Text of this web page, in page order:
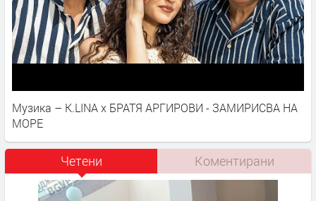
Музика – K.LINA x БРАТЯ АРГИРОВИ - ЗАМИРИСВА НА
МОРЕ
Четени Коментирани